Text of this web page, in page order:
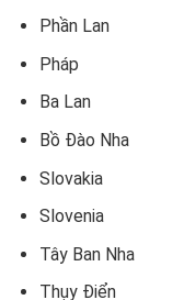
Phần Lan
Pháp
Ba Lan
Bồ Đào Nha
Slovakia
Slovenia
Tây Ban Nha
Thụy Điển